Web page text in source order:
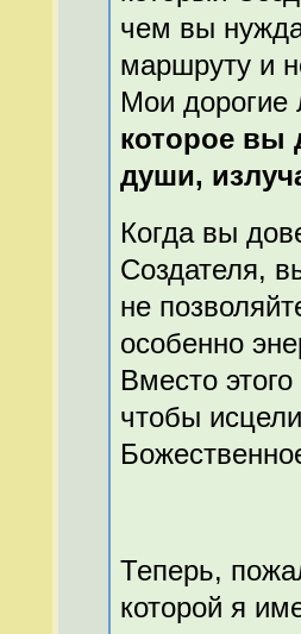
чем вы
маршруту и
Мои
которое вы
души,
Когда вы
Создателя,
не
особенно
Вместо
чтобы
Теперь,
которой я